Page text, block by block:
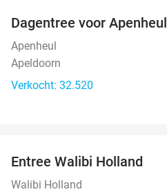
Dagentree voor Apenheul
Apenheul
Apeldoorn
Verkocht: 32.520
Entree Walibi Holland
Walibi Holland